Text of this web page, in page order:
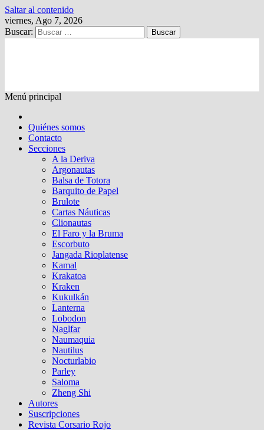
Saltar al contenido
viernes, Ago 7, 2026
Buscar:
Menú principal
Quiénes somos
Contacto
Secciones
A la Deriva
Argonautas
Balsa de Totora
Barquito de Papel
Brulote
Cartas Náuticas
Clionautas
El Faro y la Bruma
Escorbuto
Jangada Rioplatense
Kamal
Krakatoa
Kraken
Kukulkán
Lanterna
Lobodon
Naglfar
Naumaquia
Nautilus
Nocturlabio
Parley
Saloma
Zheng Shi
Autores
Suscripciones
Revista Corsario Rojo